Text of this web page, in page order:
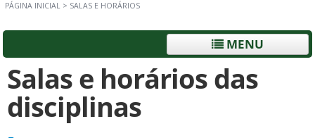
PÁGINA INICIAL > SALAS E HORÁRIOS
MENU
Salas e horários das
disciplinas